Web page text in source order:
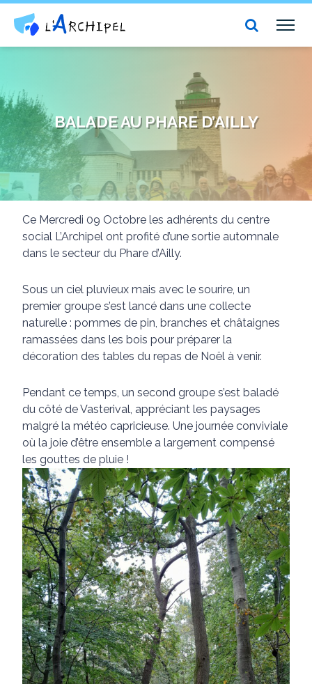
Centre social et culturel l'Archipel
BALADE AU PHARE D’AILLY
Ce Mercredi 09 Octobre les adhérents du centre
social L’Archipel ont profité d’une sortie automnale
dans le secteur du Phare d’Ailly.
Sous un ciel pluvieux mais avec le sourire, un
premier groupe s’est lancé dans une collecte
naturelle : pommes de pin, branches et châtaignes
ramassées dans les bois pour préparer la
décoration des tables du repas de Noël à venir.
Pendant ce temps, un second groupe s’est baladé
du côté de Vasterival, appréciant les paysages
malgré la météo capricieuse. Une journée conviviale
où la joie d’être ensemble a largement compensé
les gouttes de pluie !